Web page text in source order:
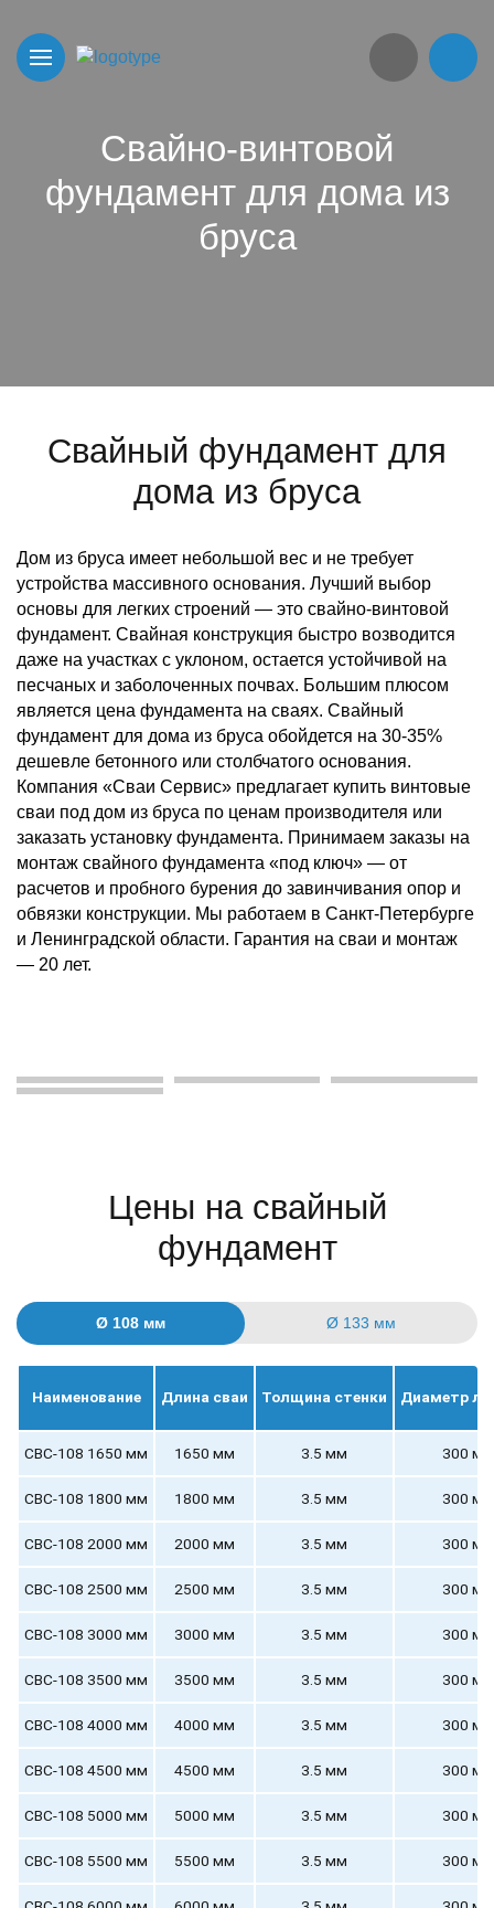
Свайно-винтовой
фундамент для дома из
бруса
Свайный фундамент для
дома из бруса
Дом из бруса имеет небольшой вес и не требует
устройства массивного основания. Лучший выбор
основы для легких строений — это свайно-винтовой
фундамент. Свайная конструкция быстро возводится
даже на участках с уклоном, остается устойчивой на
песчаных и заболоченных почвах. Большим плюсом
является цена фундамента на сваях. Свайный
фундамент для дома из бруса обойдется на 30-35%
дешевле бетонного или столбчатого основания.
Компания «Сваи Сервис» предлагает купить винтовые
сваи под дом из бруса по ценам производителя или
заказать установку фундамента. Принимаем заказы на
монтаж свайного фундамента «под ключ» — от
расчетов и пробного бурения до завинчивания опор и
обвязки конструкции. Мы работаем в Санкт-Петербурге
и Ленинградской области. Гарантия на сваи и монтаж
— 20 лет.
Цены на свайный
фундамент
Ø 108 мм Ø 133 мм
Наименование Длина сваи Толщина стенки Диаметр
СВС-108 1650 мм 1650 мм 3.5 мм 300 мм
СВС-108 1800 мм 1800 мм 3.5 мм 300 мм
СВС-108 2000 мм 2000 мм 3.5 мм 300 мм
СВС-108 2500 мм 2500 мм 3.5 мм 300 мм
СВС-108 3000 мм 3000 мм 3.5 мм 300 мм
СВС-108 3500 мм 3500 мм 3.5 мм 300 мм
СВС-108 4000 мм 4000 мм 3.5 мм 300 мм
СВС-108 4500 мм 4500 мм 3.5 мм 300 мм
СВС-108 5000 мм 5000 мм 3.5 мм 300 мм
СВС-108 5500 мм 5500 мм 3.5 мм 300 мм